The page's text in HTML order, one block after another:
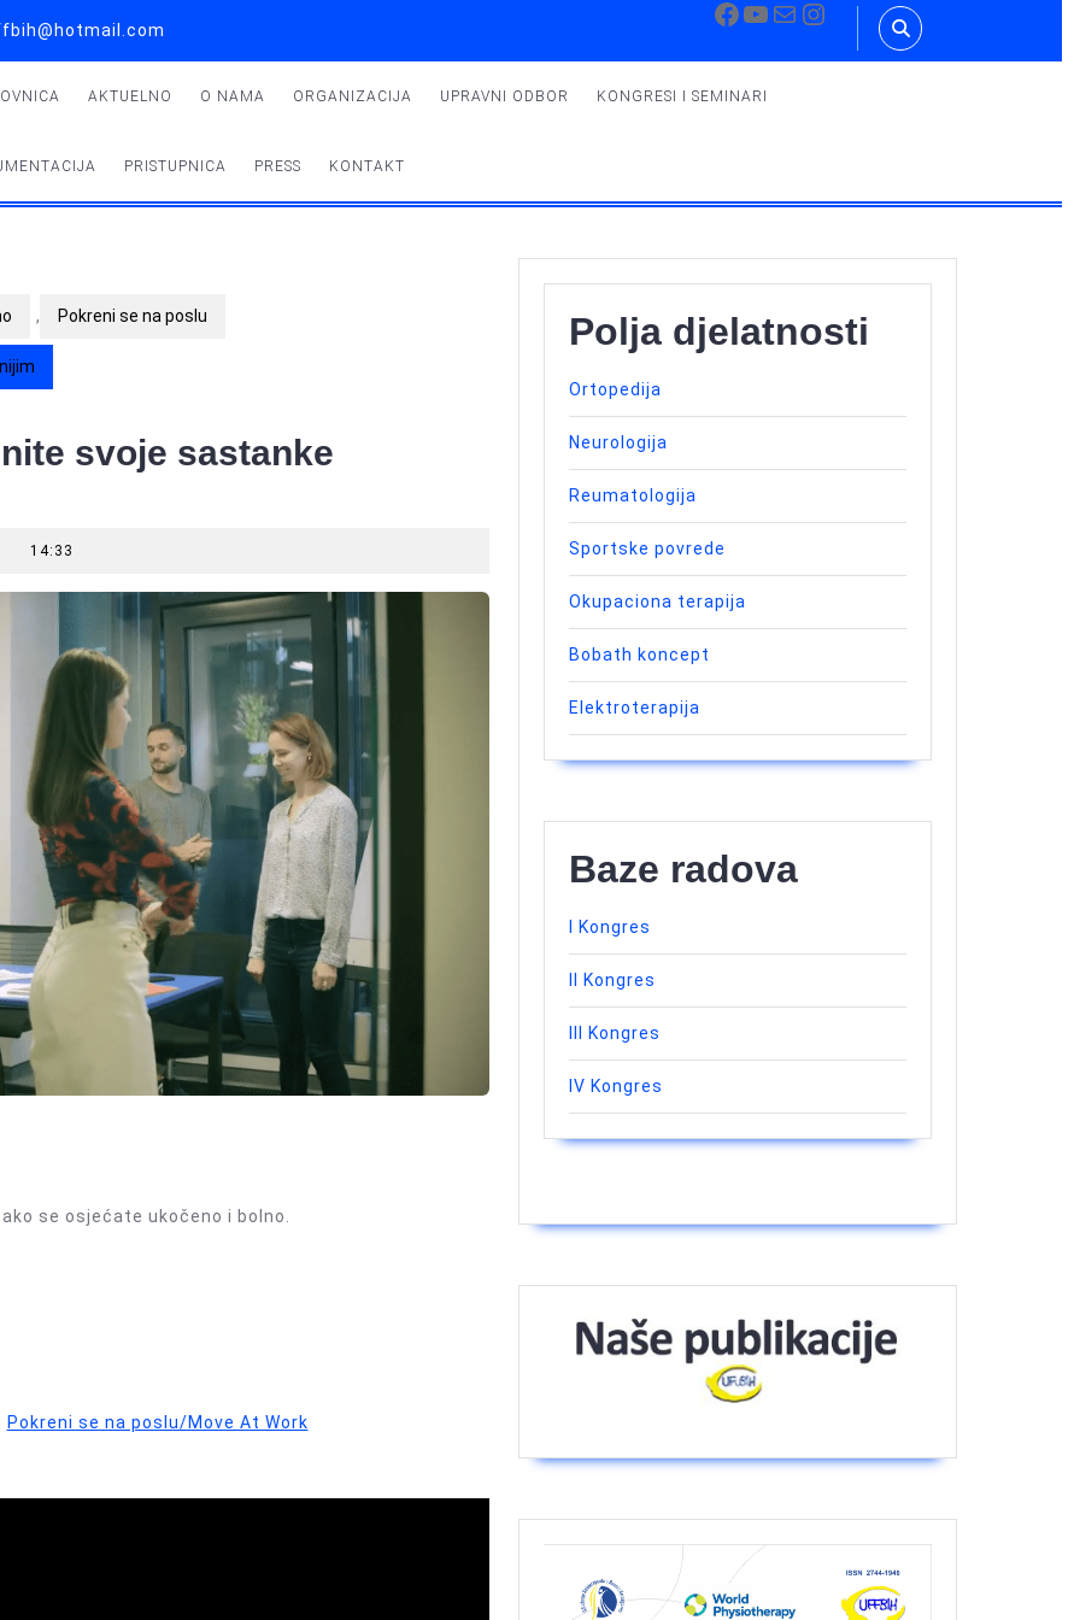
Facebook
YouTube
MailInstagram
AKTUELNO O NAMA ORGANIZACIJA UPRAVNI ODBOR KONGRESI I SEMINARI
PRISTUPNICA PRESS KONTAKT
, Pokreni se na poslu
svoje sastanke
14:33
se osjećate ukočeno i bolno.
Pokreni se na poslu/Move At Work
Polja djelatnosti
Ortopedija
Neurologija
Reumatologija
Sportske povrede
Okupaciona terapija
Bobath koncept
Elektroterapija
Baze radova
I Kongres
II Kongres
III Kongres
IV Kongres